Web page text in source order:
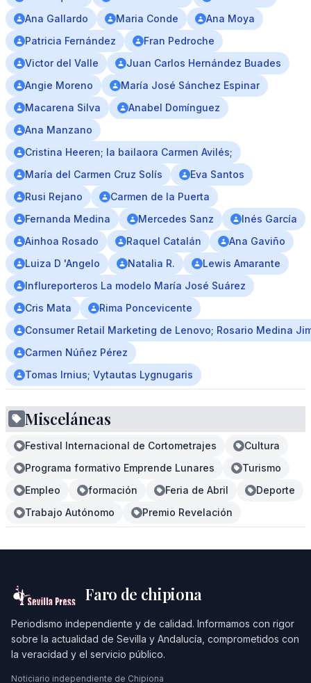
Ana Gallardo
Maria Conde
Ana Moya
Patricia Fernández
Fran Pedroche
Victor del Valle
Juan Carlos Hernández Buades
Angie Moreno
María José Sánchez Espinar
Macarena Silva
Anabel Domínguez
Ana Manzano
Cristina Heeren; la bailaora Carmen Avilés;
María del Carmen Cruz Solís
Eva Santos
Rusi Rejano
Carmen de la Puerta
Fernanda Medina
Mercedes Sanz
Inés García
Ainhoa Rosado
Raquel Catalán
Ana Gaviño
Luiza D 'Angelo
Natalia R.
Lewis Amarante
Influreporteros La modelo María José Suárez
Cris Mata
Rima Poncevicente
Consumer Retail Marketing de Lenovo; Rosario Medina
Carmen Núñez Pérez
Tomas Irnius; Vytautas Lygnugaris
Misceláneas
Festival Internacional de Cortometrajes
Cultura
Programa formativo Emprende Lunares
Turismo
Empleo
formación Feria de Abril
Deporte
Trabajo Autónomo
Premio Revelación
Faro de chipiona
Periodismo independiente y de calidad. Informamos con rigor
sobre la actualidad de Sevilla y Andalucía, comprometidos con
la veracidad y el servicio público.
Noticiario independiente de Chipiona